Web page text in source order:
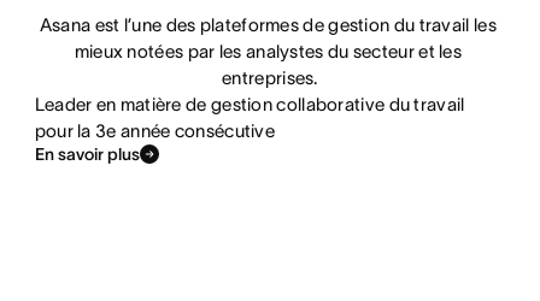
Asana est l’une des plateformes de gestion du travail les
mieux notées par les analystes du secteur et les
entreprises.
Leader en matière de gestion collaborative du travail
pour la 3e année consécutive
En savoir plus